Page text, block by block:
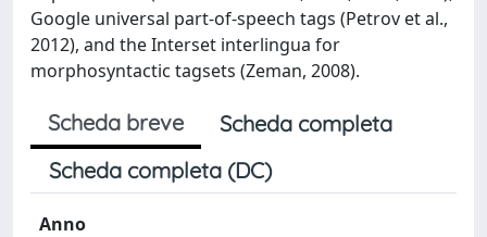
Google universal part-of-speech tags (Petrov et al.,
2012), and the Interset interlingua for
morphosyntactic tagsets (Zeman, 2008).
Scheda breve
Scheda completa
Scheda completa (DC)
Anno